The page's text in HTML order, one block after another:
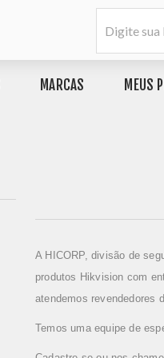
MARCAS MEUS
A HICORP, divisão de
produtos Hikvision com
atendemos revendedores
Temos uma equipe de